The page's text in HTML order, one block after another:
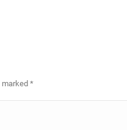
marked *